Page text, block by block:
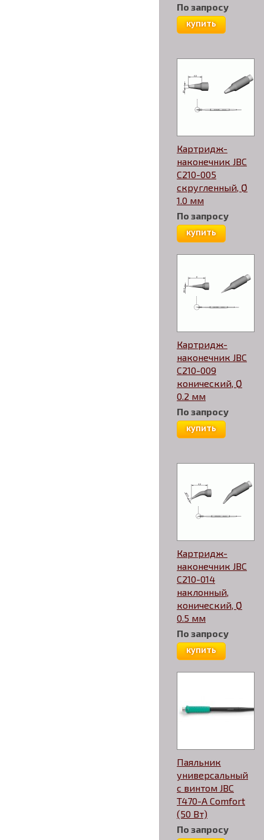
По запросу
купить
Картридж-
наконечник JBC
C210-005
скругленный, Ø
1.0 мм
По запросу
купить
Картридж-
наконечник JBC
C210-009
конический, Ø
0.2 мм
По запросу
купить
Картридж-
наконечник JBC
C210-014
наклонный,
конический, Ø
0.5 мм
По запросу
купить
Паяльник
универсальный
с винтом JBC
T470-A Comfort
(50 Вт)
По запросу